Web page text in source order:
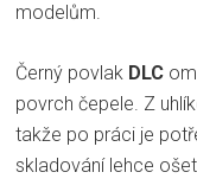
modelům.
Černý povlak DLC
povrch čepele. Z
takže po práci je
skladování lehce